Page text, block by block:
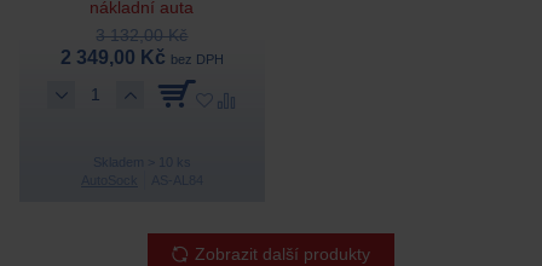
nákladní auta
3 132,00 Kč
2 349,00 Kč bez DPH
Skladem > 10 ks
Zobrazit další produkty